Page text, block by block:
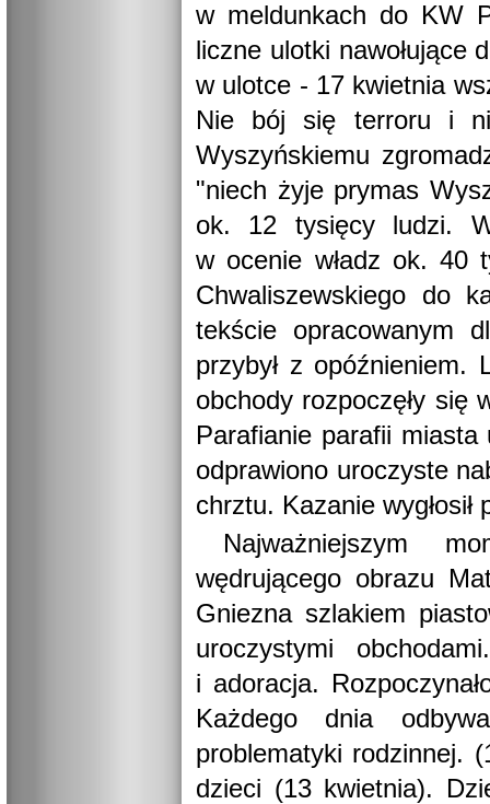
w meldunkach do KW
liczne ulotki nawołujące
w ulotce - 17 kwietnia
Nie bój się terroru i
Wyszyńskiemu
"niech żyje prymas
ok. 12 tysięcy ludzi.
w ocenie władz ok. 40
Chwaliszewskiego do
tekście opracowanym
przybył z opóźnieniem.
obchody rozpoczęły się
Parafianie parafii
odprawiono uroczyste
chrztu. Kazanie
Najważniejszym
wędrującego obrazu
Gniezna szlakiem
uroczystymi
i adoracja.
Każdego dnia
problematyki rodzinnej.
dzieci (13 kwietnia).